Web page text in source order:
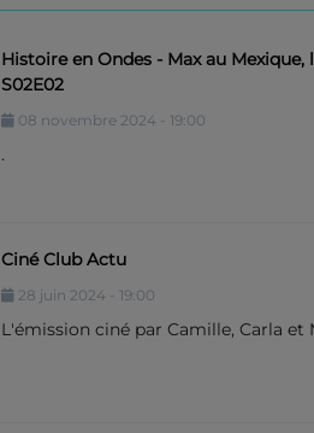
Histoire en Ondes - Max au
S02E02
08 novembre 2024 - 19:00
.
Ciné Club Actu
28 juin 2024 - 19:00
L'émission ciné par Camille, Carla et